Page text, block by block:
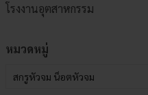
โรงงานอุตสาหกรรม
หมวดหมู่
สกรูหัวจม น็อตหัวจม